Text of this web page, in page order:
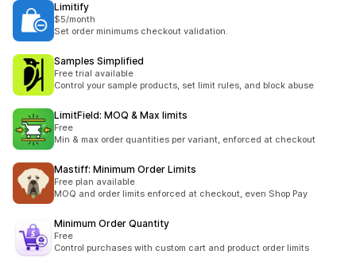
Limitify
$5/month
Set order minimums checkout validation.
Samples Simplified
Free trial available
Control your sample products, set limit rules, and block abuse
LimitField: MOQ & Max limits
Free
Min & max order quantities per variant, enforced at checkout
Mastiff: Minimum Order Limits
Free plan available
MOQ and order limits enforced at checkout, even Shop Pay
Minimum Order Quantity
Free
Control purchases with custom cart and product order limits